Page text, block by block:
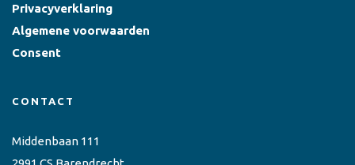
Privacyverklaring
Algemene voorwaarden
Consent
CONTACT
Middenbaan 111